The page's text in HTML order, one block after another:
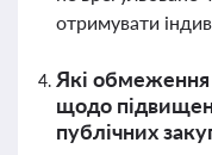
отримувати
Які
щодо
публічних